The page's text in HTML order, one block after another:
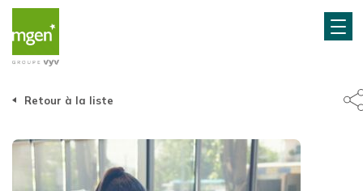
Retour à la liste